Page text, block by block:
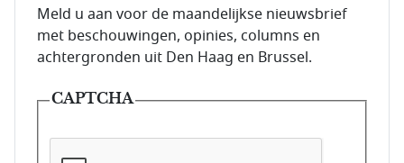
E-mailadres van de abonnee.
Meld u aan voor de maandelijkse nieuwsbrief
met beschouwingen, opinies, columns en
achtergronden uit Den Haag en Brussel.
CAPTCHA